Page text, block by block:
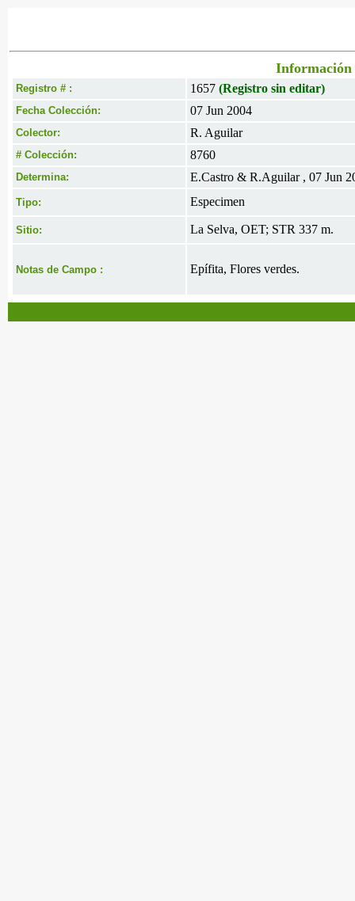
Información
Registro # : 1657 (Registro sin editar)
Fecha Colección: 07 Jun 2004
Colector: R. Aguilar
# Colección: 8760
Determina: E.Castro & R.Aguilar , 07 Jun
Tipo: Especimen
Sitio: La Selva, OET; STR 337 m.
Notas de Campo : Epífita, Flores verdes.